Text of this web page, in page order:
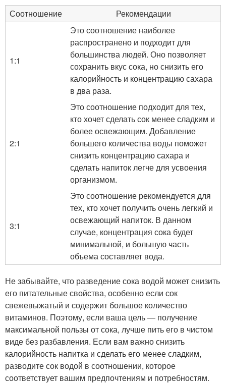
Соотношение
Рекомендации
1:1
Это соотношение наиболее
распространено и подходит для
большинства людей. Оно позволяет
сохранить вкус сока, но снизить его
калорийность и концентрацию сахара
в два раза.
2:1
Это соотношение подходит для тех,
кто хочет сделать сок менее сладким и
более освежающим. Добавление
большего количества воды поможет
снизить концентрацию сахара и
сделать напиток легче для усвоения
организмом.
3:1
Это соотношение рекомендуется для
тех, кто хочет получить очень легкий и
освежающий напиток. В данном
случае, концентрация сока будет
минимальной, и большую часть
объема составляет вода.
Не забывайте, что разведение сока водой может снизить
его питательные свойства, особенно если сок
свежевыжатый и содержит большое количество
витаминов. Поэтому, если ваша цель — получение
максимальной пользы от сока, лучше пить его в чистом
виде без разбавления. Если вам важно снизить
калорийность напитка и сделать его менее сладким,
разводите сок водой в соотношении, которое
соответствует вашим предпочтениям и потребностям.